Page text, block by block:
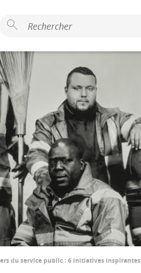
du service public : 6 initiatives inspirantes